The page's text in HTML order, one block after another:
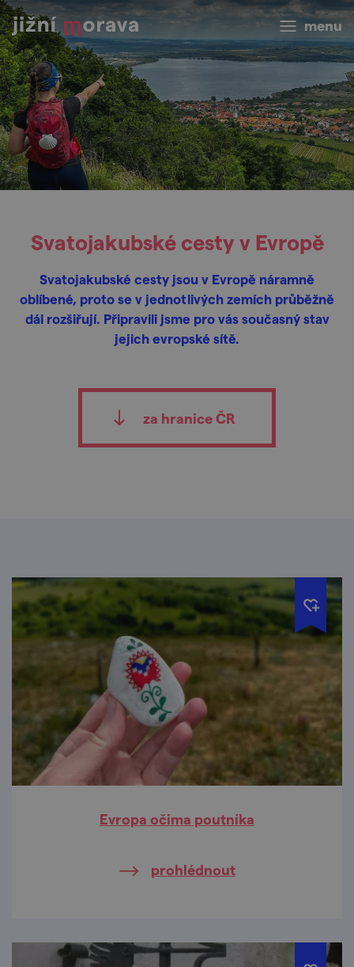
menu
Svatojakubské cesty v Evropě
Svatojakubské cesty jsou v Evropě náramně
oblíbené, proto se v jednotlivých zemích průběžně
dál rozšiřují. Připravili jsme pro vás současný stav
jejich evropské sítě.
za hranice ČR
Evropa očima poutníka
prohlédnout